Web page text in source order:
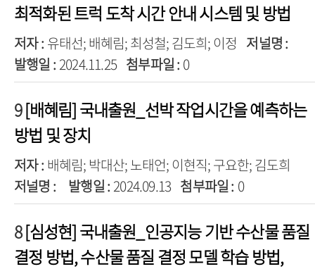
최적화된 트럭 도착 시간 안내 시스템 및 방법
저자 : 유태선; 배혜림; 최성철; 김도희; 이정 저널명 :
발행일 : 2024.11.25 첨부파일 : 0
9[배혜림] 국내출원_선박 작업시간을 예측하는
방법 및 장치
저자 : 배혜림; 박대산; 노태언; 이현직; 구요한; 김도희
저널명 :
발행일 : 2024.09.13 첨부파일 : 0
8[심성현] 국내출원_인공지능 기반 수산물 품질
결정 방법, 수산물 품질 결정 모델 학습 방법,